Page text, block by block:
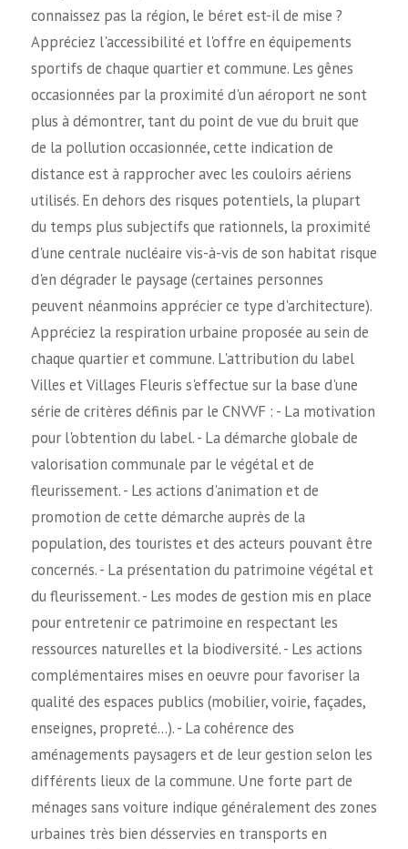
connaissez pas la région, le béret est-il de mise ?
Appréciez l'accessibilité et l'offre en équipements
sportifs de chaque quartier et commune. Les gênes
occasionnées par la proximité d'un aéroport ne sont
plus à démontrer, tant du point de vue du bruit que
de la pollution occasionnée, cette indication de
distance est à rapprocher avec les couloirs aériens
utilisés. En dehors des risques potentiels, la plupart
du temps plus subjectifs que rationnels, la proximité
d'une centrale nucléaire vis-à-vis de son habitat risque
d'en dégrader le paysage (certaines personnes
peuvent néanmoins apprécier ce type d'architecture).
Appréciez la respiration urbaine proposée au sein de
chaque quartier et commune. L'attribution du label
Villes et Villages Fleuris s'effectue sur la base d'une
série de critères définis par le CNVVF : - La motivation
pour l'obtention du label. - La démarche globale de
valorisation communale par le végétal et de
fleurissement. - Les actions d'animation et de
promotion de cette démarche auprès de la
population, des touristes et des acteurs pouvant être
concernés. - La présentation du patrimoine végétal et
du fleurissement. - Les modes de gestion mis en place
pour entretenir ce patrimoine en respectant les
ressources naturelles et la biodiversité. - Les actions
complémentaires mises en oeuvre pour favoriser la
qualité des espaces publics (mobilier, voirie, façades,
enseignes, propreté…). - La cohérence des
aménagements paysagers et de leur gestion selon les
différents lieux de la commune. Une forte part de
ménages sans voiture indique généralement des zones
urbaines très bien désservies en transports en